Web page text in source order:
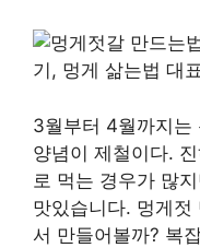
3월부터 4월까지는
양념이 제철이다.
로 먹는 경우가 많
맛있습니다. 멍게젓
서 만들어볼까? 복